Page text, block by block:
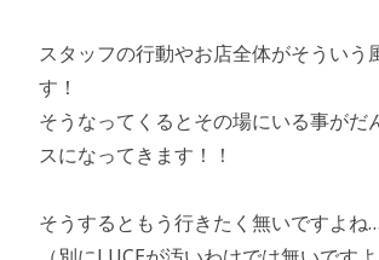
スタッフの行動やお店全体がそういう
す！
そうなってくるとその場にいる事がだ
スになってきます！！
そうするともう行きたく無いですよね…